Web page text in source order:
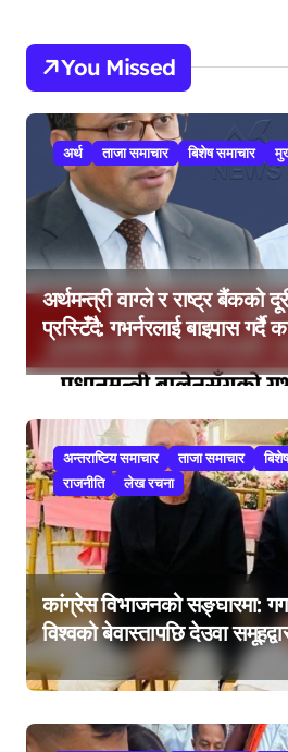
You Missed
अर्थ ताजा समाचार बिशेष समाचार
अर्थमन्त्री वाग्ले र राष्ट्र बैंकको
प्रस्टिँदै: गभर्नरलाई बाइपास गर्दै
अन्तराष्टिय समाचार ताजा समाचार
राजनीति
लेख रचना
कांग्रेस विभाजनको सङ्घारमा:
विश्वको बेवास्तापछि देउवा
कार्ड’, साउन २९ मा नयाँ
यात्राको घोषणा तयारी!